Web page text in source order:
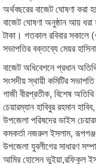
অর্থবছরের বাজেট ঘোষণা করা
বাজেট ঘোষণা অনুষ্ঠান আয়
টাকা। গতকাল রবিবার
সভাপতির বক্তব্যে মেয়র
বাজেট অধিবেশনে প্রধান
সংসদীয় স্থায়ী কমিটির
গাজী বীরপ্রতীক, বিশেষ
চেয়ারম্যান হাবিবুর রহমান
উপজেলা পরিষদের ভাইস
কমকর্তা নজরুল ইসলাম,
উপজেলা যুবলীগের সাধারণ
আমির হোসেন ভুইয়া,রফিকুল